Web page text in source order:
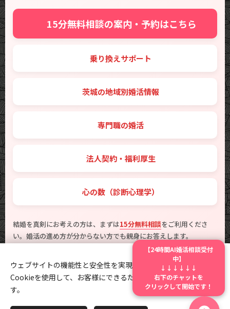
✨ 15分無料相談の案内・予約はこちら
🔑 乗り換えサポート
🗾 茨城の地域別婚活情報
💼 専門職の婚活
🤝 法人契約・福利厚生
💖 心の数（診断心理学）
結婚を真剣にお考えの方は、まずは15分無料相談をご利用くださ
い。婚活の進め方が分からない方でも親身にお答えします。
乗り換えサポート、地元での婚
活をお探しの方は茨城の地域別婚活をご覧ください。
ウェブサイトの機能性と安全性を実現するため、Webnodeは
Cookieを使用して、お客様にできるだけ最高の体験を提供しま
す。
【24時間AI婚活相談受付
中】
↓↓↓↓↓↓
右下のチャットを
クリックして開始です！